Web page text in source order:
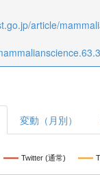
article/
変動（月別）
Twitter (通常)